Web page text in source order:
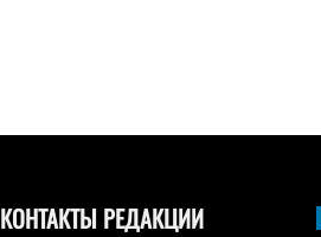
КОНТАКТЫ РЕДАКЦИИ